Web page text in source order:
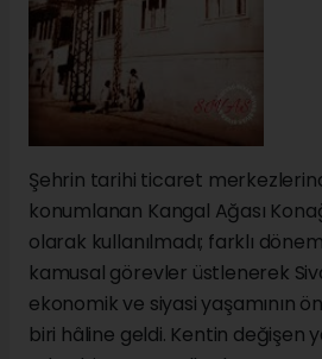
Şehrin tarihi ticaret
konumlanan Kangal Ağası
olarak kullanılmadı; farklı
kamusal görevler üstlenerek
ekonomik ve siyasi yaşamının
biri hâline geldi. Kentin değişen